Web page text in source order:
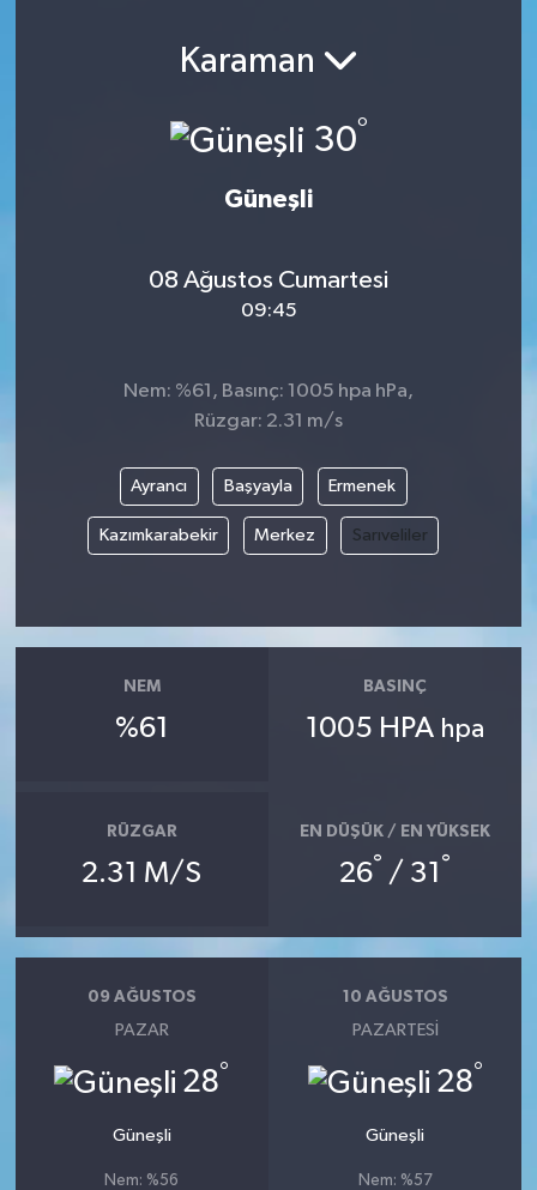
Karaman
30°
Güneşli
08 Ağustos Cumartesi
09:45
Nem: %61, Basınç: 1005 hpa hPa,
Rüzgar: 2.31 m/s
Ayrancı Başyayla Ermenek
Kazımkarabekir Merkez Sarıveliler
NEM
%61
BASINÇ
1005 HPA hpa
RÜZGAR
2.31 M/S
EN DÜŞÜK / EN YÜKSEK
26° / 31 °
09 AĞUSTOS
PAZAR
28°
Güneşli
Nem: %56
10 AĞUSTOS
PAZARTESI
28°
Güneşli
Nem: %57